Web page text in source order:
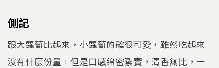
側記
跟大蘿蔔比起來，小蘿蔔的確很可愛，雖然吃起來
沒有什麼份量，但是口感綿密紥實，清香無比，一